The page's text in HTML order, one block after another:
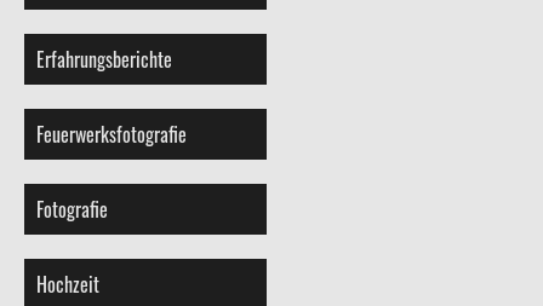
Erfahrungsberichte
Feuerwerksfotografie
Fotografie
Hochzeit